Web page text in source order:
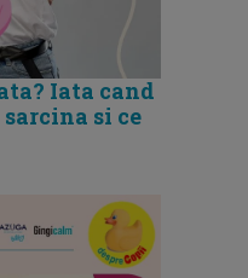
Iata cand
si ce